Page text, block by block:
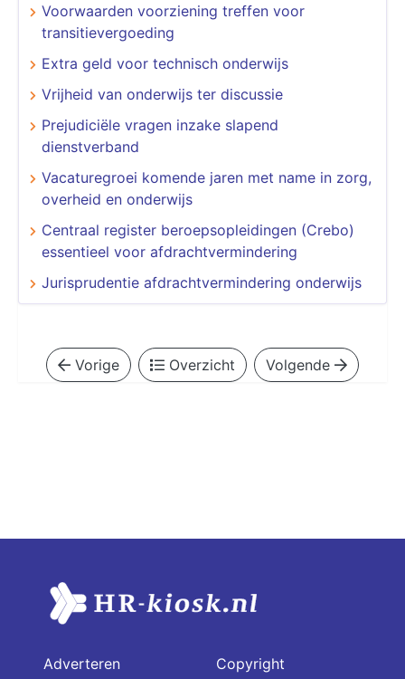
Voorwaarden voorziening treffen voor
transitievergoeding
Extra geld voor technisch onderwijs
Vrijheid van onderwijs ter discussie
Prejudiciële vragen inzake slapend
dienstverband
Vacaturegroei komende jaren met name in zorg,
overheid en onderwijs
Centraal register beroepsopleidingen (Crebo)
essentieel voor afdrachtvermindering
Jurisprudentie afdrachtvermindering onderwijs
Vorige Overzicht Volgende
Adverteren Copyright